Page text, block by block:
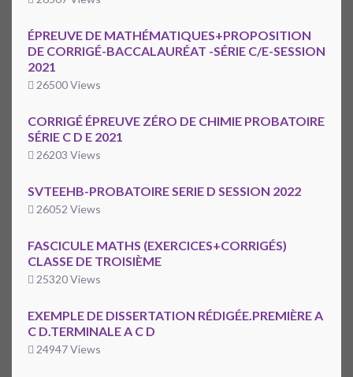
ÉPREUVE DE MATHÉMATIQUES+PROPOSITION
DE CORRIGÉ-BACCALAURÉAT -SÉRIE C/E-SESSION
2021
26500 Views
CORRIGÉ ÉPREUVE ZÉRO DE CHIMIE PROBATOIRE
SÉRIE C D E 2021
26203 Views
SVTEEHB-PROBATOIRE SERIE D SESSION 2022
26052 Views
FASCICULE MATHS (EXERCICES+CORRIGÉS)
CLASSE DE TROISIÈME
25320 Views
EXEMPLE DE DISSERTATION RÉDIGÉE.PREMIÈRE A
C D.TERMINALE A C D
24947 Views